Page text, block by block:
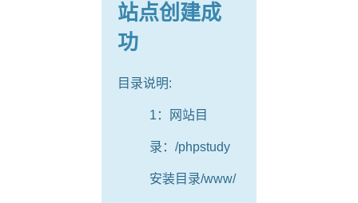
站点创建成
功
目录说明:
1：网站目
录：/phpstudy
安装目录/www/